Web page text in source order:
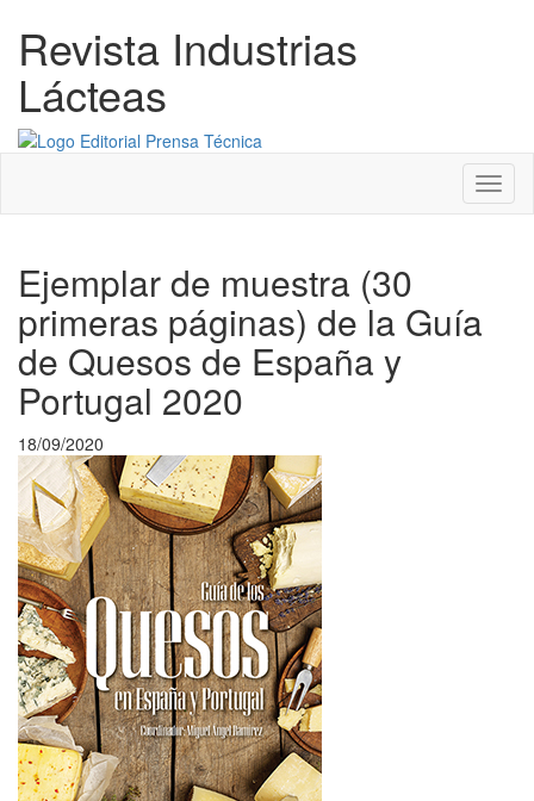
Revista Industrias
Lácteas
Menú
Ejemplar de muestra (30
primeras páginas) de la Guía
de Quesos de España y
Portugal 2020
18/09/2020